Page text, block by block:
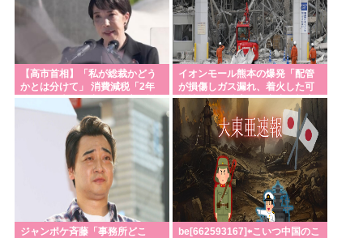
【高市首相】「私が総裁かどう
かとは分けて」 消費減税「2年
後に私の責任で戻す」発言を説
イオンモール熊本の爆発「配管
が損傷しガス漏れ、着火した可
能性」福岡酸素、経産省に報告
ジャンポケ斉藤「事務所どこ
be[662593167]⇦こいつ中国のこ